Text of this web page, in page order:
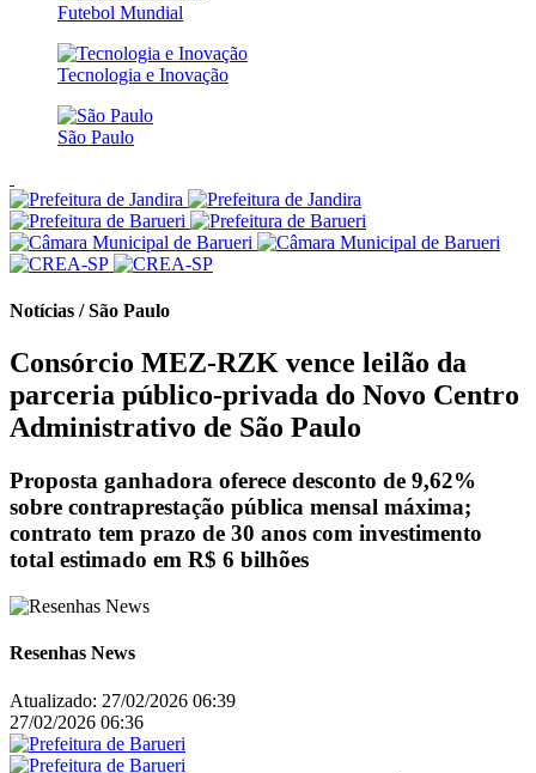
Futebol Mundial
Tecnologia e Inovação
São Paulo
Notícias / São Paulo
Consórcio MEZ-RZK vence leilão da
parceria público-privada do Novo Centro
Administrativo de São Paulo
Proposta ganhadora oferece desconto de 9,62%
sobre contraprestação pública mensal máxima;
contrato tem prazo de 30 anos com investimento
total estimado em R$ 6 bilhões
Resenhas News
Atualizado: 27/02/2026 06:39
27/02/2026 06:36